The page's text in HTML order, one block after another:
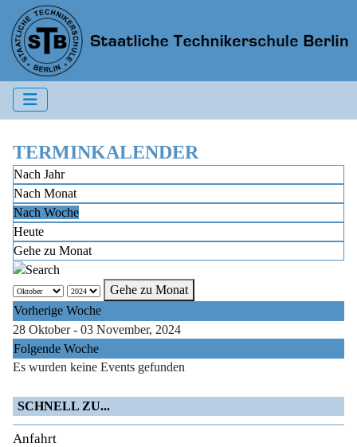
TERMINKALENDER
Nach Jahr
Nach Monat
Nach Woche
Heute
Gehe zu Monat
Gehe zu Monat
Vorherige Woche
28 Oktober - 03 November, 2024
Folgende Woche
Es wurden keine Events gefunden
SCHNELL ZU...
Anfahrt